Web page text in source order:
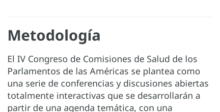
Metodología
El IV Congreso de Comisiones de Salud de los
Parlamentos de las Américas se plantea como
una serie de conferencias y discusiones abiertas
totalmente interactivas que se desarrollarán a
partir de una agenda temática, con una